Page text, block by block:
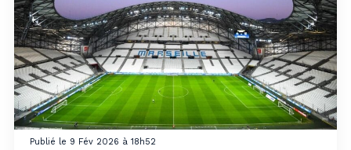
Publié le 9 Fév 2026 à 18h52